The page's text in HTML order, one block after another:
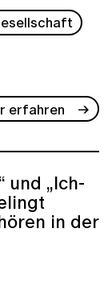
erfahren
und „Ich-
in der